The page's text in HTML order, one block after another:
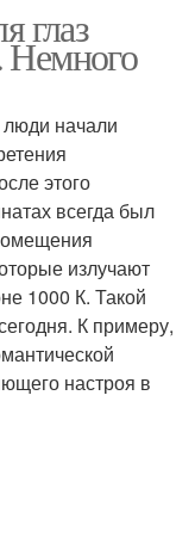
глаз
Немного
начали
этого
всегда был
излучают
1000 К. Такой
К примеру,
настроя в